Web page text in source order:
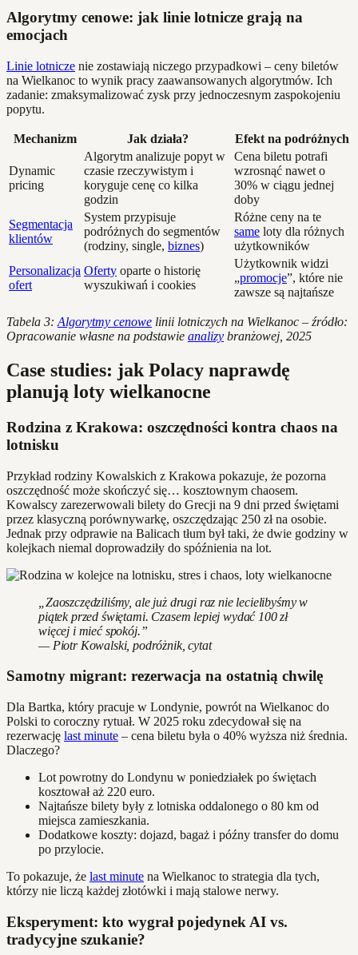
Algorytmy cenowe: jak linie lotnicze grają na
emocjach
Linie lotnicze nie zostawiają niczego przypadkowi – ceny biletów
na Wielkanoc to wynik pracy zaawansowanych algorytmów. Ich
zadanie: zmaksymalizować zysk przy jednoczesnym zaspokojeniu
popytu.
Mechanizm Jak działa? Efekt na podróżnych
Dynamic
pricing
Algorytm analizuje popyt w
czasie rzeczywistym i
koryguje cenę co kilka
godzin
Cena biletu potrafi
wzrosnąć nawet o
30% w ciągu jednej
doby
Segmentacja
klientów
System przypisuje
podróżnych do segmentów
(rodziny, single, biznes)
Różne ceny na te
same loty dla różnych
użytkowników
Personalizacja
ofert
Oferty oparte o historię
wyszukiwań i cookies
Użytkownik widzi
„promocje”, które nie
zawsze są najtańsze
Tabela 3: Algorytmy cenowe linii lotniczych na Wielkanoc – źródło:
Opracowanie własne na podstawie analizy branżowej, 2025
Case studies: jak Polacy naprawdę
planują loty wielkanocne
Rodzina z Krakowa: oszczędności kontra chaos na
lotnisku
Przykład rodziny Kowalskich z Krakowa pokazuje, że pozorna
oszczędność może skończyć się… kosztownym chaosem.
Kowalscy zarezerwowali bilety do Grecji na 9 dni przed świętami
przez klasyczną porównywarkę, oszczędzając 250 zł na osobie.
Jednak przy odprawie na Balicach tłum był taki, że dwie godziny w
kolejkach niemal doprowadziły do spóźnienia na lot.
„Zaoszczędziliśmy, ale już drugi raz nie lecielibyśmy w
piątek przed świętami. Czasem lepiej wydać 100 zł
więcej i mieć spokój.”
— Piotr Kowalski, podróżnik, cytat
Samotny migrant: rezerwacja na ostatnią chwilę
Dla Bartka, który pracuje w Londynie, powrót na Wielkanoc do
Polski to coroczny rytuał. W 2025 roku zdecydował się na
rezerwację last minute – cena biletu była o 40% wyższa niż średnia.
Dlaczego?
Lot powrotny do Londynu w poniedziałek po świętach
kosztował aż 220 euro.
Najtańsze bilety były z lotniska oddalonego o 80 km od
miejsca zamieszkania.
Dodatkowe koszty: dojazd, bagaż i późny transfer do domu
po przylocie.
To pokazuje, że last minute na Wielkanoc to strategia dla tych,
którzy nie liczą każdej złotówki i mają stalowe nerwy.
Eksperyment: kto wygrał pojedynek AI vs.
tradycyjne szukanie?